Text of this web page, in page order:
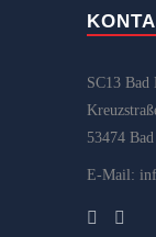
SC13 Bad
53474
E-Mail: